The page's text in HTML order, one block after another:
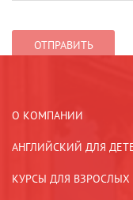
О КОМПАНИИ
АНГЛИЙСКИЙ ДЛЯ
КУРСЫ ДЛЯ ВЗРОСЛЫХ